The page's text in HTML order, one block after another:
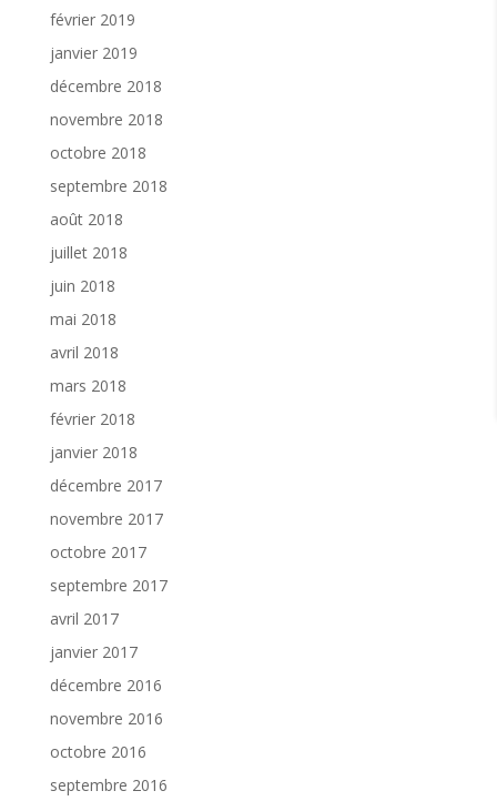
février 2019
janvier 2019
décembre 2018
novembre 2018
octobre 2018
septembre 2018
août 2018
juillet 2018
juin 2018
mai 2018
avril 2018
mars 2018
février 2018
janvier 2018
décembre 2017
novembre 2017
octobre 2017
septembre 2017
avril 2017
janvier 2017
décembre 2016
novembre 2016
octobre 2016
septembre 2016